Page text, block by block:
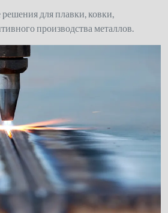
для плавки, ковки,
производства металлов.